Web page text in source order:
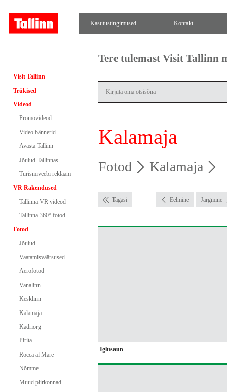
Kasutustingimused Kontakt
Visit Tallinn
Trükised
Videod
Promovideod
Video bännerid
Avasta Tallinn
Jõulud Tallinnas
Turismiveebi reklaam
VR Rakendused
Tallinna VR videod
Tallinna 360° fotod
Fotod
Jõulud
Vaatamisväärsused
Aerofotod
Vanalinn
Kesklinn
Kalamaja
Kadriorg
Pirita
Rocca al Mare
Nõmme
Muud piirkonnad
Tere tulemast Visit Tallinn
Kalamaja
Fotod Kalamaja
Tagasi Eelmine Järgmine
Iglusaun